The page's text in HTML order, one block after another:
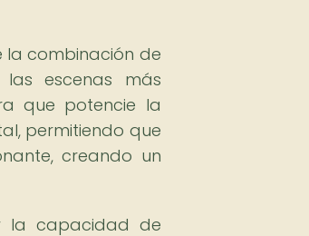
la combinación de
escenas más
que potencie la
permitiendo que
creando un
la capacidad de